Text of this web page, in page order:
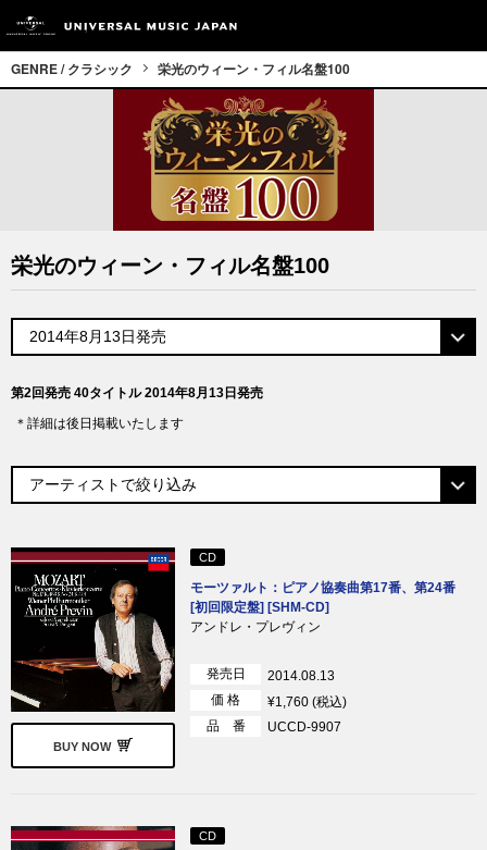
GENRE / クラシック 栄光のウィーン・フィル名盤100
栄光のウィーン・フィル名盤100
第2回発売 40タイトル 2014年8月13日発売
＊詳細は後日掲載いたします
BUY NOW
CD
モーツァルト：ピアノ協奏曲第17番、第24番
[初回限定盤] [SHM-CD]
アンドレ・プレヴィン
発売日
2014.08.13
価 格
¥1,760 (税込)
品 番
UCCD-9907
CD